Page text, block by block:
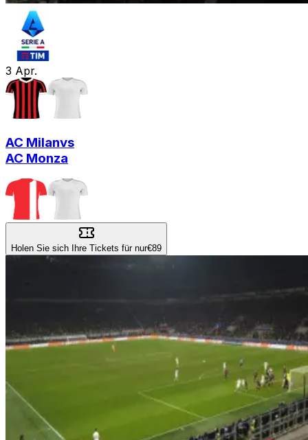
3 Apr.
AC Milanvs
AC Monza
Holen Sie sich Ihre Tickets für nur€89